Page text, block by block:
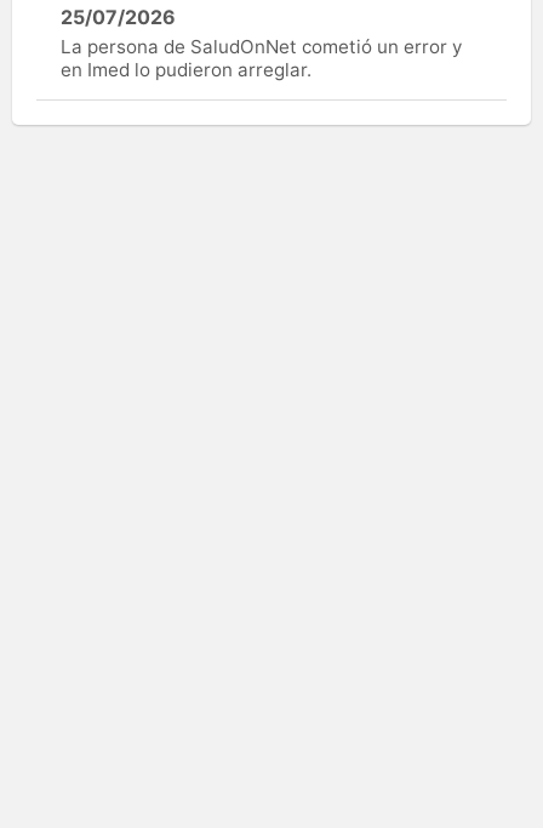
25/07/2026
La persona de SaludOnNet cometió un error y
en Imed lo pudieron arreglar.